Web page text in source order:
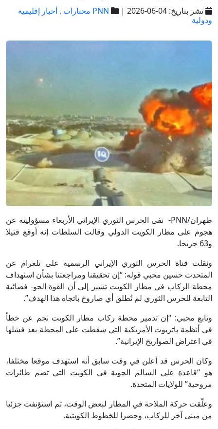
نشر بتاريخ: 04-06-2026 | PNN مختارات ,
أخبار إقليمية
ودولية
طهران/PNN- نفى الحرس الثوري الإيراني الأربعاء مسؤوليته عن
هجوم على مطار الكويت الدولي وقالت السلطات إنه أوقع قتيلا
و63 جريحا.
ونقلت قناة الحرس الثوري الإيراني الرسمية على تلغرام عن
المتحدث حسين محبي قوله: “إن تحقيقنا ومراجعتنا بشأن استهداف
محطة الركاب في مطار الكويت تشير إلى أن القوة الجو- فضائية
التابعة للحرس الثوري لم تُطلق أي صاروخ باتجاه هذا الهدف”.
وتابع محبي: “إن تدمير محطة ركاب مطار الكويت نجم عن خطأ
في أنظمة باتريوت الأمريكية التي سقطت على المحطة بعد فشلها
في اعتراض الصواريخ الإيرانية”.
وكان الحرس قد أعلن في وقت سابق أنه استهدف موقعا مختلفا،
هو “قاعدة علي السالم الجوية في الكويت التي تضم طائرات
مروحية” للولايات المتحدة.
وعلّقت حركة الملاحة في المطار لبعض الوقت، ثم استؤنفت جزئيا
من مبنى آخر للركاب، وحصرا للخطوط الكويتية.